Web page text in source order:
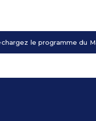
le programme du